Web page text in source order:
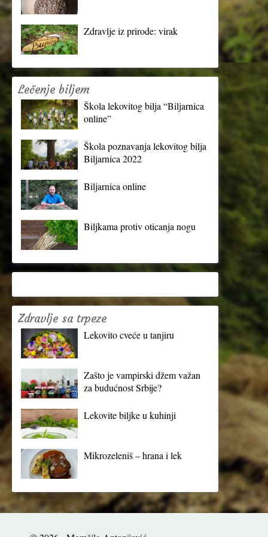
Zdravlje iz prirode: virak
Lečenje biljem
Škola lekovitog bilja “Biljarnica
online”
Škola poznavanja lekovitog bilja
Biljarnica 2022
Biljarnica online
Biljkama protiv oticanja nogu
Zdravlje sa trpeze
Lekovito cveće u tanjiru
Zašto je vampirski džem važan
za budućnost Srbije?
Lekovite biljke u kuhinji
Mikrozeleniš – hrana i lek